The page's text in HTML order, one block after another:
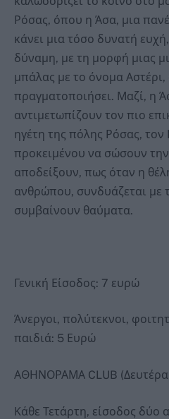
Ρόσας, όπου η Άσα, μια
κάνει μια τόσο δυνατή
δύναμη, με τη μορφή μιας
μπάλας με το όνομα
πραγματοποιήσει. Μαζί, η
αντιμετωπίζουν τον πιο
ηγέτη της πόλης Ρόσας, τον
προκειμένου να σώσουν
αποδείξουν, πως όταν η
ανθρώπου, συνδυάζεται με
συμβαίνουν θαύματα.
Γενική Είσοδος: 7 ευρώ
Άνεργοι, πολύτεκνοι,
παιδιά: 5 Ευρώ
ΑΘΗΝΟΡΑΜΑ CLUB
Κάθε Τετάρτη, είσοδος δύο